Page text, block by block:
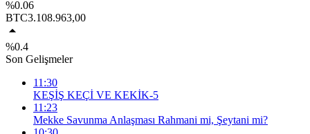
%0.06
BTC3.108.963,00
%0.4
Son Gelişmeler
11:30
KEŞİŞ KEÇİ VE KEKİK-5
11:23
Mekke Savunma Anlaşması Rahmani mi, Şeytani mi?